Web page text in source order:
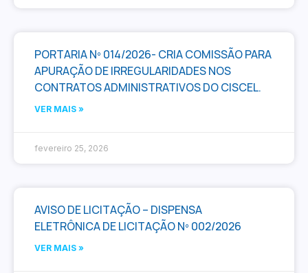
PORTARIA Nº 014/2026- CRIA COMISSÃO PARA
APURAÇÃO DE IRREGULARIDADES NOS
CONTRATOS ADMINISTRATIVOS DO CISCEL.
VER MAIS »
fevereiro 25, 2026
AVISO DE LICITAÇÃO – DISPENSA
ELETRÔNICA DE LICITAÇÃO Nº 002/2026
VER MAIS »